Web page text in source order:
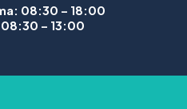
08:30 – 18:00
– 13:00